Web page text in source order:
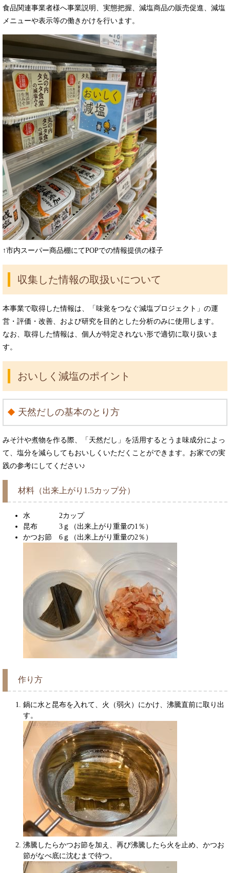
食品関連事業者様へ事業説明、実態把握、減塩商品の販売促進、減塩
メニューや表示等の働きかけを行います。
↑市内スーパー商品棚にてPOPでの情報提供の様子
収集した情報の取扱いについて
本事業で取得した情報は、「味覚をつなぐ減塩プロジェクト」の運
営・評価・改善、および研究を目的とした分析のみに使用します。
なお、取得した情報は、個人が特定されない形で適切に取り扱いま
す。
おいしく減塩のポイント
天然だしの基本のとり方
みそ汁や煮物を作る際、「天然だし」を活用するとうま味成分によっ
て、塩分を減らしてもおいしくいただくことができます。お家での実
践の参考にしてください♪
材料（出来上がり1.5カップ分）
水 2カップ
昆布 3ｇ（出来上がり重量の1％）
かつお節 6ｇ（出来上がり重量の2％）
作り方
鍋に水と昆布を入れて、火（弱火）にかけ、沸騰直前に取り出
す。
沸騰したらかつお節を加え、再び沸騰したら火を止め、かつお
節がなべ底に沈むまで待つ。